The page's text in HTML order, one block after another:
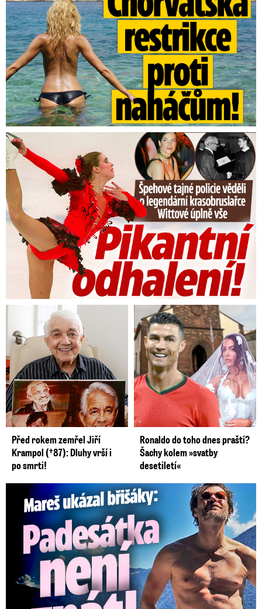
Tajná policie špehovala krasobruslařku Wittovou: Pikantní ...
Před rokem zemřel Jiří
Krampol (†87): Dluhy vrší i
po smrti!
Ronaldo do toho dnes praští?
Šachy kolem »svatby
desetiletí«
Mareš v dokonalé formě ukázal břišáky: Padesátka není znát